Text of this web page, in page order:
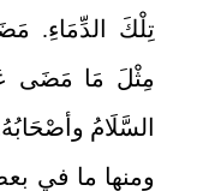
تِلْكَ الدِّمَاءِ.
مِثْلَ مَا مَضَى
السَّلَامُ
ومنها ما في